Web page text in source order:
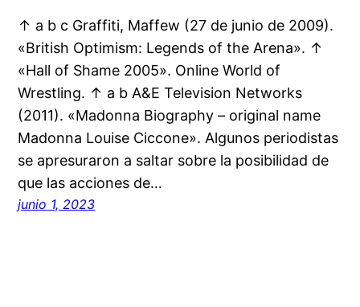
↑ a b c Graffiti, Maffew (27 de junio de 2009).
«British Optimism: Legends of the Arena». ↑
«Hall of Shame 2005». Online World of
Wrestling. ↑ a b A&E Television Networks
(2011). «Madonna Biography – original name
Madonna Louise Ciccone». Algunos periodistas
se apresuraron a saltar sobre la posibilidad de
que las acciones de…
junio 1, 2023